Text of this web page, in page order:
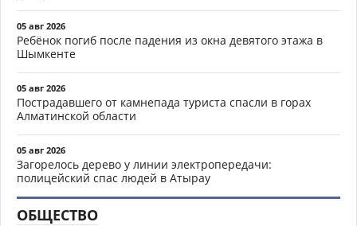
05 авг 2026
Ребёнок погиб после падения из окна девятого этажа в
Шымкенте
05 авг 2026
Пострадавшего от камнепада туриста спасли в горах
Алматинской области
05 авг 2026
Загорелось дерево у линии электропередачи:
полицейский спас людей в Атырау
ОБЩЕСТВО